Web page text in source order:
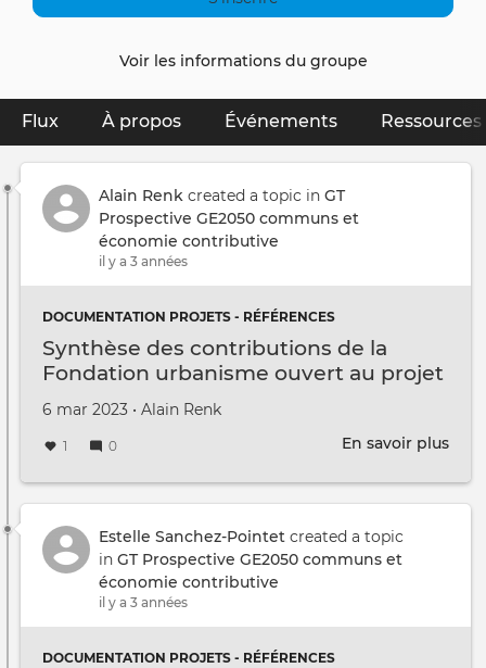
Primary
tabs
Flux (onglet actif)
À propos Événements Ressources
Voir les informations du groupe
Alain Renk created a topic in GT
Prospective GE2050 communs et
économie contributive
il y a 3 années
DOCUMENTATION PROJETS - RÉFÉRENCES
Synthèse des contributions de la
Fondation urbanisme ouvert au projet
Rigot
Créé le
6 mar 2023 •
par Alain Renk
1 0 En savoir plus
des
Estelle Sanchez-Pointet created a topic
in GT Prospective GE2050 communs et
économie contributive
il y a 3 années
DOCUMENTATION PROJETS - RÉFÉRENCES